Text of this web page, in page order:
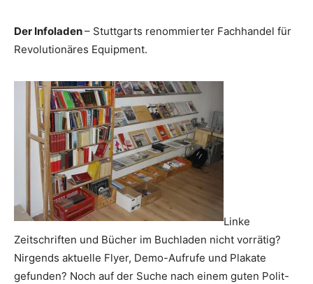
Der Infoladen– Stuttgarts renommierter Fachhandel für
Revolutionäres Equipment.
Linke
Zeitschriften und Bücher im Buchladen nicht vorrätig?
Nirgends aktuelle Flyer, Demo-Aufrufe und Plakate
gefunden? Noch auf der Suche nach einem guten Polit-